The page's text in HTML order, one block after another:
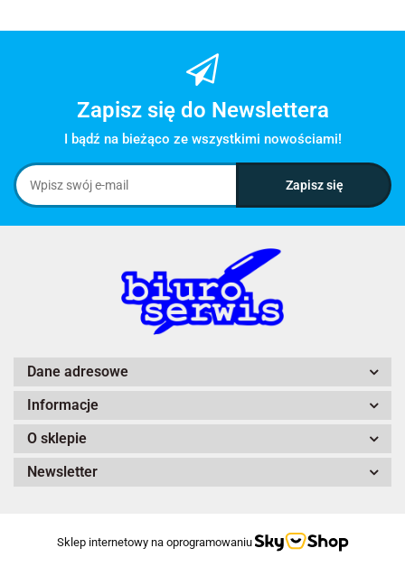
Zapisz się do Newslettera
I bądź na bieżąco ze wszystkimi nowościami!
Dane adresowe
Informacje
O sklepie
Newsletter
Sklep internetowy na oprogramowaniu